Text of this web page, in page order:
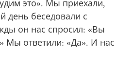
это». Мы приехали,
день беседовали с
он нас спросил: «Вы
Мы ответили: «Да». И нас